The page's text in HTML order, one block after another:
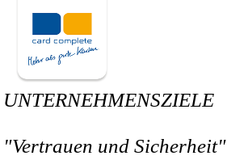
Stellenangebote
Unternehmensziele
Wie bewerbe ich mich
UNTERNEHMENSZIELE
"Vertrauen und Sicherheit"